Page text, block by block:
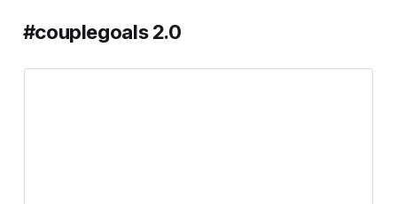
#couplegoals 2.0